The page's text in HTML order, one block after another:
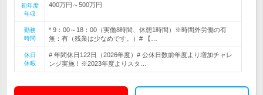
初年度
年収
400万円～500万円
勤務
時間
* 9：00～18：00（実働8時間、休憩1時間）※時間外労働の有
無：有（残業は少なめです。）# 【…
休日
休暇
# 年間休日122日（2026年度）# 公休日数前年度より増加チャレ
ンジ実施！※2023年度よりスタ…